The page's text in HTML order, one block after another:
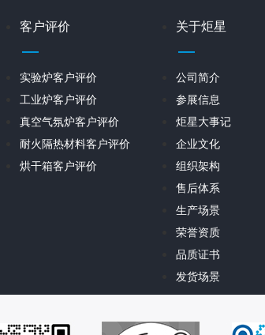
客户评价
实验炉客户评价
工业炉客户评价
真空气氛炉客户评价
耐火隔热材料客户评价
烘干箱客户评价
关于炬星
公司简介
参展信息
炬星大事记
企业文化
组织架构
售后体系
生产场景
荣誉资质
品质证书
发货场景